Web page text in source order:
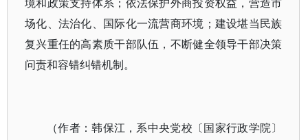
场化、法治化、国际化一流营商环境；建设堪当民族
复兴重任的高素质干部队伍，不断健全领导干部决策
问责和容错纠错机制。
（作者：韩保江，系中央党校〔国家行政学院〕